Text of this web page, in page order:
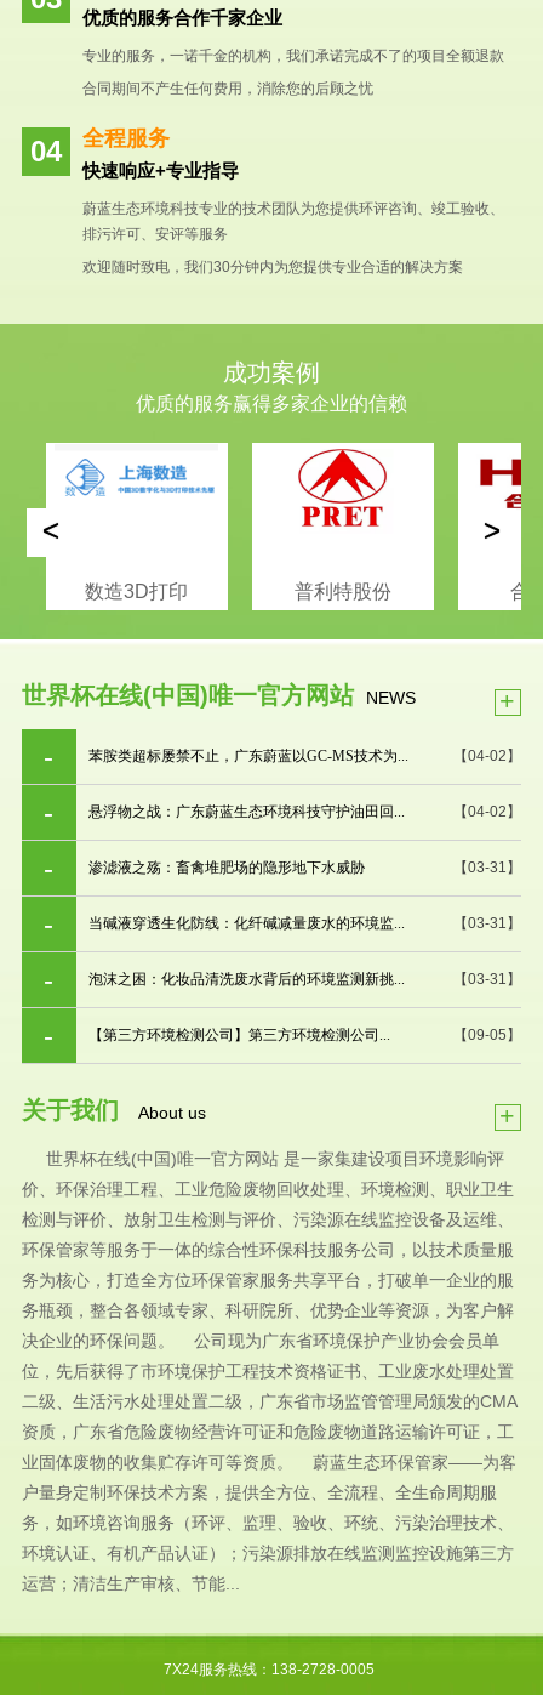
优质的服务合作千家企业
专业的服务，一诺千金的机构，我们承诺完成不了的项目全额退款
合同期间不产生任何费用，消除您的后顾之忧
全程服务
快速响应+专业指导
蔚蓝生态环境科技专业的技术团队为您提供环评咨询、竣工验收、
排污许可、安评等服务
欢迎随时致电，我们30分钟内为您提供专业合适的解决方案
成功案例
优质的服务赢得多家企业的信赖
数造3D打印 普利特股份 合
< >
世界杯在线(中国)唯一官方网站 NEWS +
【04-02】
苯胺类超标屡禁不止，广东蔚蓝以GC-MS技术为...
【04-02】
悬浮物之战：广东蔚蓝生态环境科技守护油田回...
【03-31】
渗滤液之殇：畜禽堆肥场的隐形地下水威胁
【03-31】
当碱液穿透生化防线：化纤碱减量废水的环境监...
【03-31】
泡沫之困：化妆品清洗废水背后的环境监测新挑...
【09-05】
【第三方环境检测公司】第三方环境检测公司...
关于我们 About us +
世界杯在线(中国)唯一官方网站 是一家集建设项目环境影响评
价、环保治理工程、工业危险废物回收处理、环境检测、职业卫生
检测与评价、放射卫生检测与评价、污染源在线监控设备及运维、
环保管家等服务于一体的综合性环保科技服务公司，以技术质量服
务为核心，打造全方位环保管家服务共享平台，打破单一企业的服
务瓶颈，整合各领域专家、科研院所、优势企业等资源，为客户解
决企业的环保问题。 公司现为广东省环境保护产业协会会员单
位，先后获得了市环境保护工程技术资格证书、工业废水处理处置
二级、生活污水处理处置二级，广东省市场监管管理局颁发的CMA
资质，广东省危险废物经营许可证和危险废物道路运输许可证，工
业固体废物的收集贮存许可等资质。 蔚蓝生态环保管家——为客
户量身定制环保技术方案，提供全方位、全流程、全生命周期服
务，如环境咨询服务（环评、监理、验收、环统、污染治理技术、
环境认证、有机产品认证）；污染源排放在线监测监控设施第三方
运营；清洁生产审核、节能...
7X24服务热线：138-2728-0005